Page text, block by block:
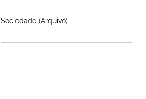
Sociedade (Arquivo)